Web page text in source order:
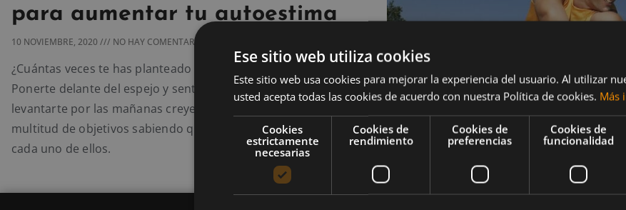
para aumentar tu autoestima
10 NOVIEMBRE, 2020 NO HAY COMENTARIOS
¿Cuántas veces te has planteado aumentar tu autoestima?
Ponerte delante del espejo y sentirte orgulloso de lo que ves,
levantarte por las mañanas creyendo en ti mismo y proponerte
multitud de objetivos sabiendo que eres capaz de cumplir con
cada uno de ellos.
Ese sitio web utiliza cookies
Este sitio web usa cookies para mejorar la experiencia del usuario. Al utilizar
usted acepta todas las cookies de acuerdo con nuestra Política de cookies. Más
Cookies
estrictamente
necesarias
Cookies de
rendimiento
Cookies de
preferencias
Cookies de
funcionalidad